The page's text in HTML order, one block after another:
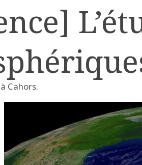
Cahors.